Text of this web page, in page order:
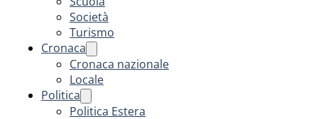
Società
Turismo
Cronaca
Cronaca nazionale
Locale
Politica
Politica Estera